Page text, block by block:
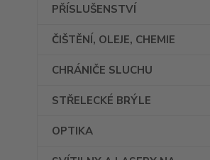
PŘÍSLUŠENSTVÍ
ČIŠTĚNÍ, OLEJE, CHEMIE
CHRÁNIČE SLUCHU
STŘELECKÉ BRÝLE
OPTIKA